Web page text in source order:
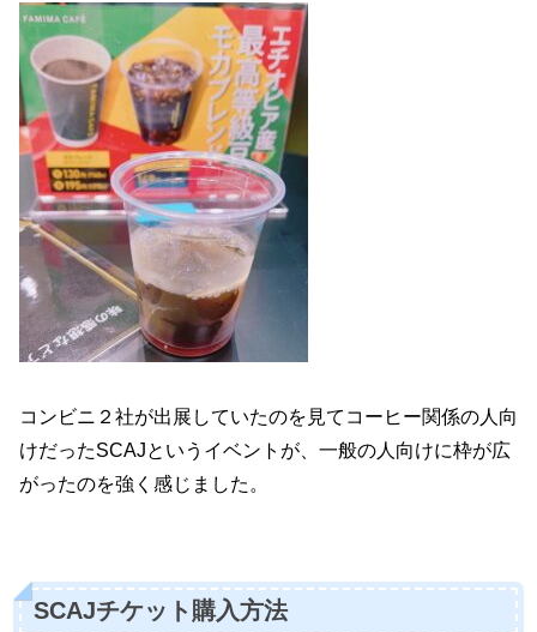
コンビニ２社が出展していたのを見てコーヒー関係の人向
けだったSCAJというイベントが、一般の人向けに枠が広
がったのを強く感じました。
SCAJチケット購入方法